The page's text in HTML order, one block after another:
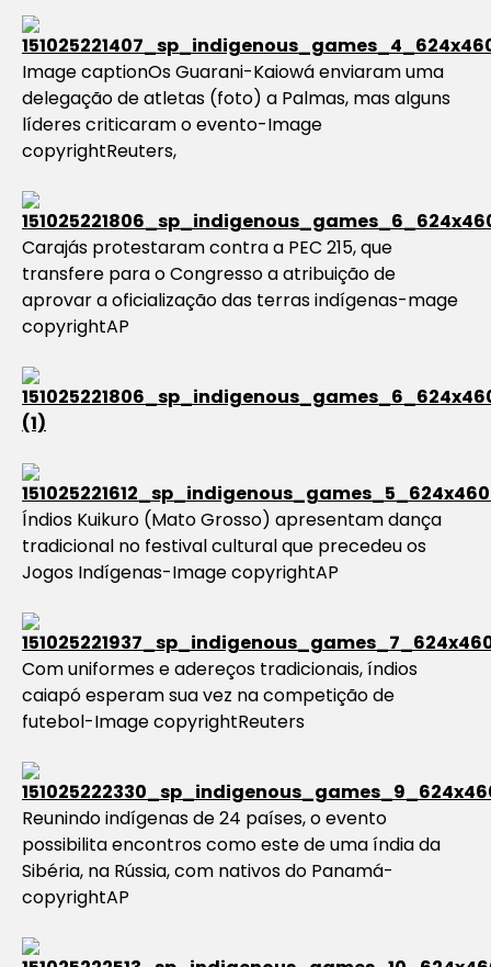
Image captionOs Guarani-Kaiowá enviaram uma
delegação de atletas (foto) a Palmas, mas alguns
líderes criticaram o evento-Image
copyrightReuters,
Carajás protestaram contra a PEC 215, que
transfere para o Congresso a atribuição de
aprovar a oficialização das terras indígenas-mage
copyrightAP
Índios Kuikuro (Mato Grosso) apresentam dança
tradicional no festival cultural que precedeu os
Jogos Indígenas-Image copyrightAP
Com uniformes e adereços tradicionais, índios
caiapó esperam sua vez na competição de
futebol-Image copyrightReuters
Reunindo indígenas de 24 países, o evento
possibilita encontros como este de uma índia da
Sibéria, na Rússia, com nativos do Panamá-
copyrightAP